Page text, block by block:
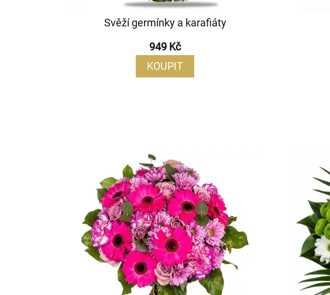
Svěží germínky a karafiáty
949 Kč
KOUPIT